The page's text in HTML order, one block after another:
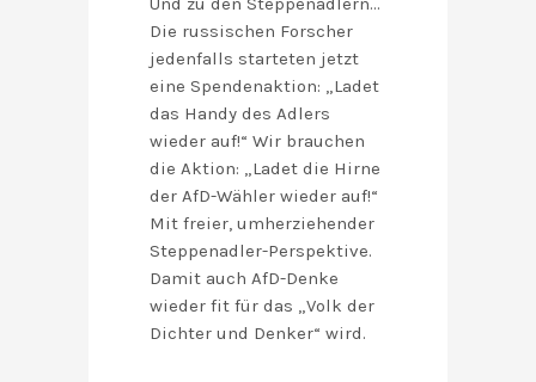
Die russischen Forscher
jedenfalls starteten jetzt
eine Spendenaktion: „Ladet
das Handy des Adlers
wieder auf!“ Wir brauchen
die Aktion: „Ladet die Hirne
der AfD-Wähler wieder auf!“
Mit freier, umherziehender
Steppenadler-Perspektive.
Damit auch AfD-Denke
wieder fit für das „Volk der
Dichter und Denker“ wird.